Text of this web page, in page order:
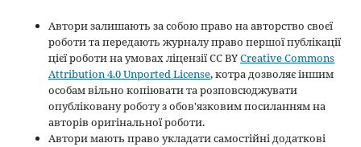
Автори залишають за собою право на авторство своєї
роботи та передають журналу право першої публікації
цієї роботи на умовах ліцензії CC BYCreative Commons
Attribution 4.0 Unported License, котра дозволяє іншим
особам вільно копіювати та розповсюджувати
опубліковану роботу з обов'язковим посиланням на
авторів оригінальної роботи.
Автори мають право укладати самостійні додаткові